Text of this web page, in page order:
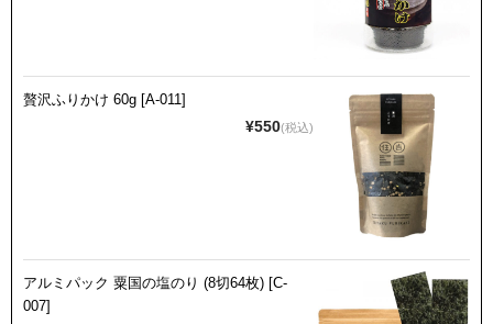
贅沢ふりかけ 60g [A-011]
¥550(税込)
アルミパック 粟国の塩のり (8切64枚) [C-
007]